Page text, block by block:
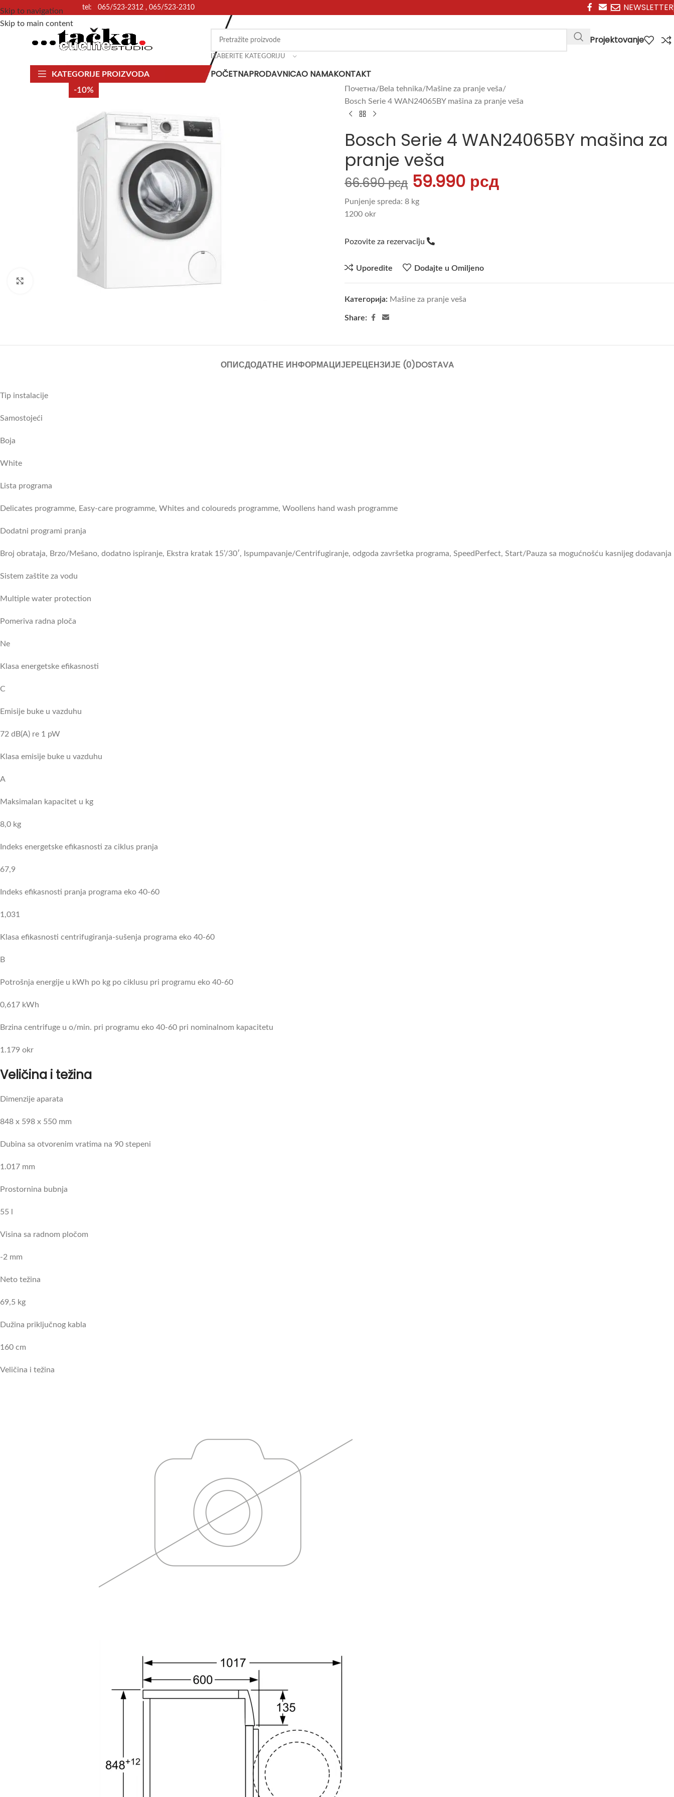
Skip to navigation
Skip to main content
tel: 065/523-2312 , 065/523-2310 NEWSLETTER
IZABERITE KATEGORIJU
Projektovanje
KATEGORIJE PROIZVODA POČETNAPRODAVNICAO NAMAKONTAKT
-10% Почетна Bela tehnika
Mašine za pranje veša
Bosch Serie 4 WAN24065BY mašina za pranje veša
Bosch Serie 4 WAN24065BY mašina za
pranje veša
66.690рсд 59.990 рсд
Punjenje spreda: 8 kg
1200 okr
Pozovite za rezervaciju
Uporedite Dodajte u Omiljeno
Категорија: Mašine za pranje veša
Share:
ОПИСДОДАТНЕ ИНФОРМАЦИЈЕРЕЦЕНЗИЈЕ (0)DOSTAVA
Tip instalacije
Samostojeći
Boja
White
Lista programa
Delicates programme, Easy-care programme, Whites and coloureds programme, Woollens hand wash programme
Dodatni programi pranja
Broj obrataja, Brzo/Mešano, dodatno ispiranje, Ekstra kratak 15’/30′, Ispumpavanje/Centrifugiranje, odgoda završetka programa, SpeedPerfect, Start/Pauza sa mogućnošću kasnijeg dodavanja
Sistem zaštite za vodu
Multiple water protection
Pomeriva radna ploča
Ne
Klasa energetske efikasnosti
C
Emisije buke u vazduhu
72 dB(A) re 1 pW
Klasa emisije buke u vazduhu
A
Maksimalan kapacitet u kg
8,0 kg
Indeks energetske efikasnosti za ciklus pranja
67,9
Indeks efikasnosti pranja programa eko 40-60
1,031
Klasa efikasnosti centrifugiranja-sušenja programa eko 40-60
B
Potrošnja energije u kWh po kg po ciklusu pri programu eko 40-60
0,617 kWh
Brzina centrifuge u o/min. pri programu eko 40-60 pri nominalnom kapacitetu
1.179 okr
Veličina i težina
Dimenzije aparata
848 x 598 x 550 mm
Dubina sa otvorenim vratima na 90 stepeni
1.017 mm
Prostornina bubnja
55 l
Visina sa radnom pločom
-2 mm
Neto težina
69,5 kg
Dužina priključnog kabla
160 cm
Veličina i težina